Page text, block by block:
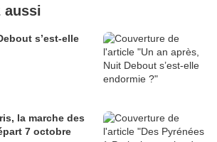
aussi
s’est-elle
la marche des
7 octobre